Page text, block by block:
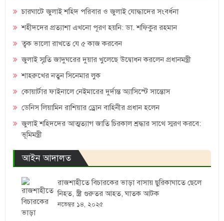
চারঘাটে জুলাই শহিদ পরিবার ও জুলাই যোদ্ধাদের সংবর্ধনা
শহীদদের প্রত্যাশা এখনো পূরণ হয়নি: ডা. শফিকুর রহমান
ত্বক ভালো রাখতে যে ৫ কাজ করবেন
জুলাই স্মৃতি জাদুঘরের দুয়ার খুলেছে উদ্বোধন করলেন প্রধানমন্ত্রী
শাহরুখের নতুন সিনেমার লুক
কোয়ার্টার ফাইনালে নেইমারের দুর্দান্ত অ্যাসিস্টে সান্তোস
ডেনিস লিয়ামিন রাশিয়ার ড্রোন বাহিনীর প্রধান হলেন
জুলাই শহিদদের আত্মত্যাগ জাতি চিরকাল শ্রদ্ধার সাথে স্মরণ করবে:
ভূমিমন্ত্রী
আইন আদালত
রাজশাহীতে বিচারকের ভাড়া বাসায় ছুরিকাঘাতে ছেলে
নিহত, স্ত্রী গুরুতর আহত, ঘাতক আটক
নভেম্বর ১৪, ২০২৫